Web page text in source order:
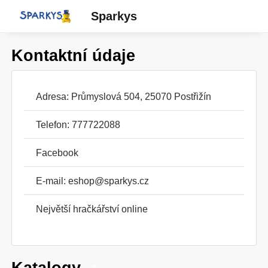
Sparkys
Kontaktní údaje
Adresa: Průmyslová 504, 25070 Postřižín
Telefon: 777722088
Facebook
E-mail: eshop@sparkys.cz
Největší hračkářství online